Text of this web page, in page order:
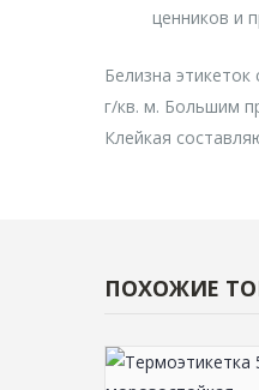
ценников и
Белизна
г/кв. м. Большим
Клейкая
ПОХОЖИЕ